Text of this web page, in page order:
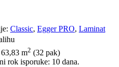
Classic, Egger PRO, Laminat
m2 (32 pak)
rok isporuke: 10 dana.